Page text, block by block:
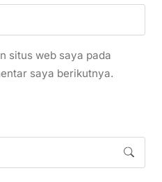
situs web saya pada
saya berikutnya.